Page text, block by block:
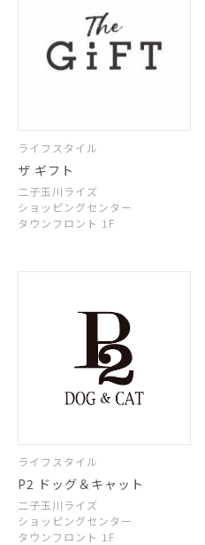
ライフスタイル
ザ ギフト
二子玉川ライズ
ショッピングセンター
タウンフロント 1F
ライフスタイル
P2 ドッグ＆キャット
二子玉川ライズ
ショッピングセンター
タウンフロント 1F